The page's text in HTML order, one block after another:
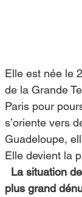
Elle est née le
de la Grande
Paris pour
s’oriente vers
Guadeloupe,
Elle devient la
La situation
plus grand